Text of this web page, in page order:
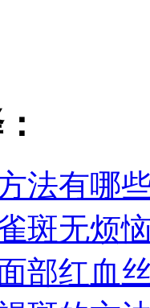
法有哪
斑无烦
部红血